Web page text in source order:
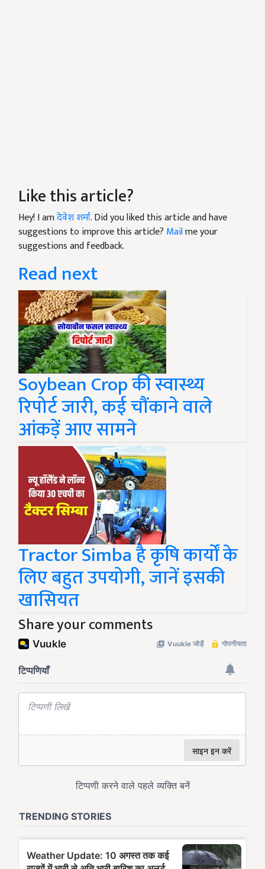
Like this article?
Hey! I amदेवेश शर्मा. Did you liked this article and have
suggestions to improve this article? Mailme your
suggestions and feedback.
Read next
Soybean Crop की स्वास्थ्य
रिपोर्ट जारी, कई चौंकाने वाले
आंकड़ें आए सामने
Tractor Simba है कृषि कार्यों के
लिए बहुत उपयोगी, जानें इसकी
खासियत
Share your comments